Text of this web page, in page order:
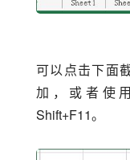
可以点击下面
加，或者使
Shift+F11。